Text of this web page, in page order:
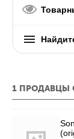
1 ПРОДАВЦЫ